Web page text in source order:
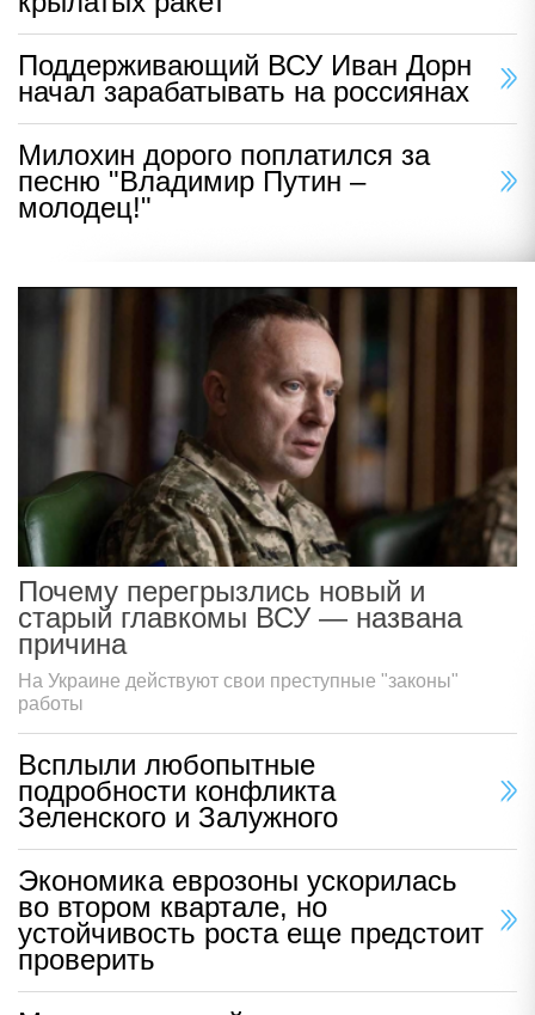
Поддерживающий ВСУ Иван Дорн
начал зарабатывать на россиянах
Милохин дорого поплатился за
песню "Владимир Путин –
молодец!"
Почему перегрызлись новый и
старый главкомы ВСУ — названа
причина
На Украине действуют свои преступные "законы"
работы
Всплыли любопытные
подробности конфликта
Зеленского и Залужного
Экономика еврозоны ускорилась
во втором квартале, но
устойчивость роста еще предстоит
проверить